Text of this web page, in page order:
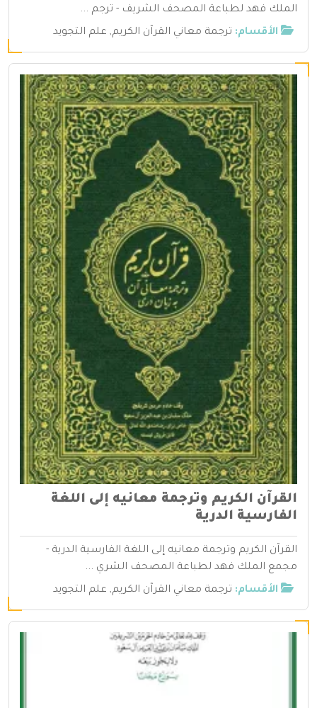
الملك فهد لطباعة المصحف الشريف - ترجم ...
الأقسام: ترجمة معاني القرآن الكريم, علم التجويد
القرآن الكريم وترجمة معانيه إلى اللغة
الفارسية الدرية
القرآن الكريم وترجمة معانيه إلى اللغة الفارسية الدرية -
مجمع الملك فهد لطباعة المصحف الشري ...
الأقسام: ترجمة معاني القرآن الكريم, علم التجويد